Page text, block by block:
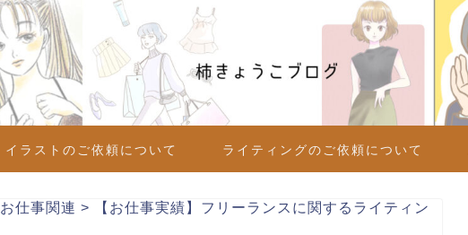
イラストのご依頼について ライティングのご依頼について
お仕事関連 >
【お仕事実績】フリーランスに関するライティン